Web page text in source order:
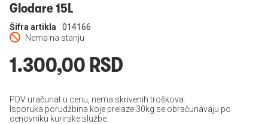
Glodare 15L
Nema na stanju
Šifra artikla 014166
1.300,00 RSD
PDV uračunat u cenu, nema skrivenih troškova.
Isporuka porudžbina koje prelaze 30kg se obračunavaju po
cenovniku kurirske službe.